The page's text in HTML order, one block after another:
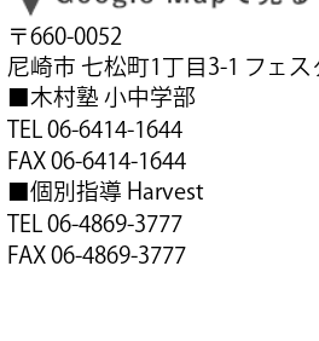
〒660-0052
尼崎市 七松町1丁目3-1 フェス
■木村塾 小中学部
TEL 06-6414-1644
FAX 06-6414-1644
■個別指導 Harvest
TEL 06-4869-3777
FAX 06-4869-3777